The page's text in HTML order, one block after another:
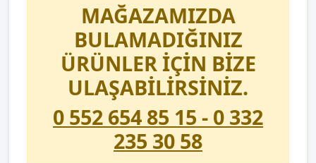
MAĞAZAMIZDA
BULAMADIĞINIZ
ÜRÜNLER İÇİN BİZE
ULAŞABİLİRSİNİZ.
0 552 654 85 15 - 0 332
235 30 58